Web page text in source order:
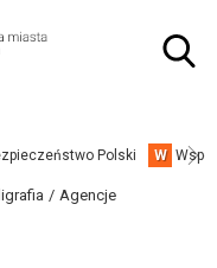
Polski W
Agencje